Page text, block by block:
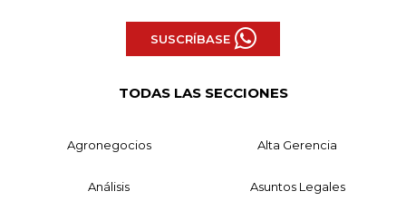
SUSCRÍBASE
TODAS LAS SECCIONES
Agronegocios Alta Gerencia
Análisis Asuntos Legales